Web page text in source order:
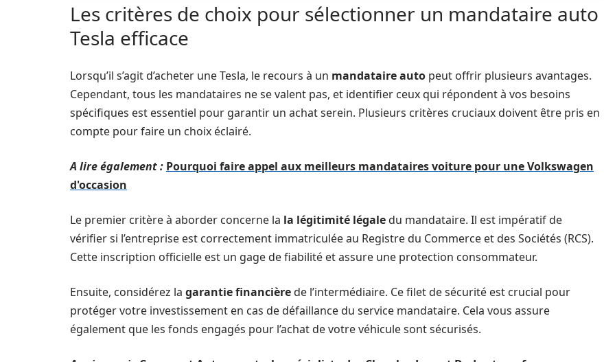
Les critères de choix pour sélectionner un mandataire auto
Tesla efficace
Lorsqu’il s’agit d’acheter une Tesla, le recours à un mandataire auto peut offrir plusieurs avantages.
Cependant, tous les mandataires ne se valent pas, et identifier ceux qui répondent à vos besoins
spécifiques est essentiel pour garantir un achat serein. Plusieurs critères cruciaux doivent être pris en
compte pour faire un choix éclairé.
A lire également : Pourquoi faire appel aux meilleurs mandataires voiture pour une Volkswagen
d'occasion
Le premier critère à aborder concerne la la légitimité légaledu mandataire. Il est impératif de
vérifier si l’entreprise est correctement immatriculée au Registre du Commerce et des Sociétés (RCS).
Cette inscription officielle est un gage de fiabilité et assure une protection consommateur.
Ensuite, considérez la garantie financièrede l’intermédiaire. Ce filet de sécurité est crucial pour
protéger votre investissement en cas de défaillance du service mandataire. Cela vous assure
également que les fonds engagés pour l’achat de votre véhicule sont sécurisés.